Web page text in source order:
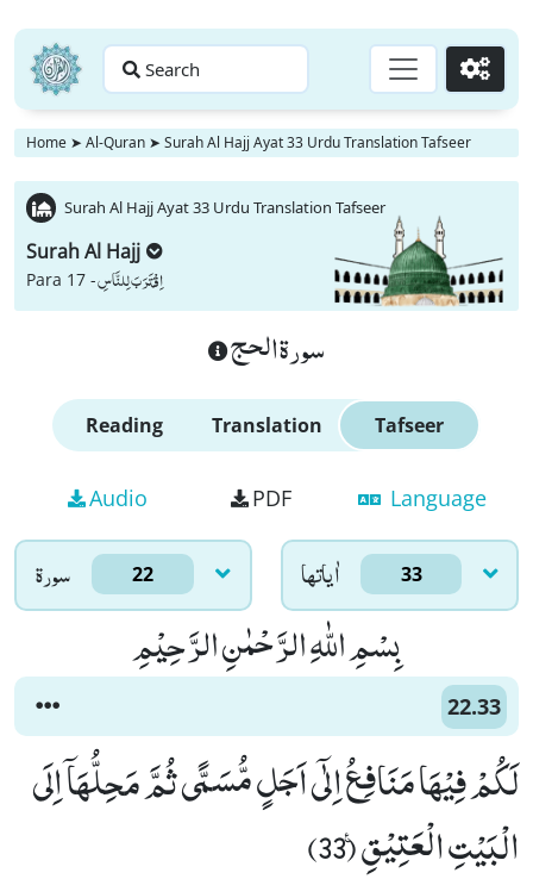
Search Go
Home ➤ Al-Quran ➤ Surah Al Hajj Ayat 33 Urdu Translation Tafseer
Surah Al Hajj Ayat 33 Urdu Translation Tafseer
Surah Al Hajj
Para 17 -اِقْتَرَبَ لِلنَّاسِ
سورة الحج
Reading Translation Tafseer
Audio PDF Language
سورۃ 22 اٰياتها 33
بِسْمِ اللّٰهِ الرَّحْمٰنِ الرَّحِیْمِ
22.33
لَكُمْ فِیْهَا مَنَافِعُ اِلٰۤى اَجَلٍ مُّسَمًّى ثُمَّ مَحِلُّهَاۤ اِلَى
الْبَیْتِ الْعَتِیْقِ۠ (33)